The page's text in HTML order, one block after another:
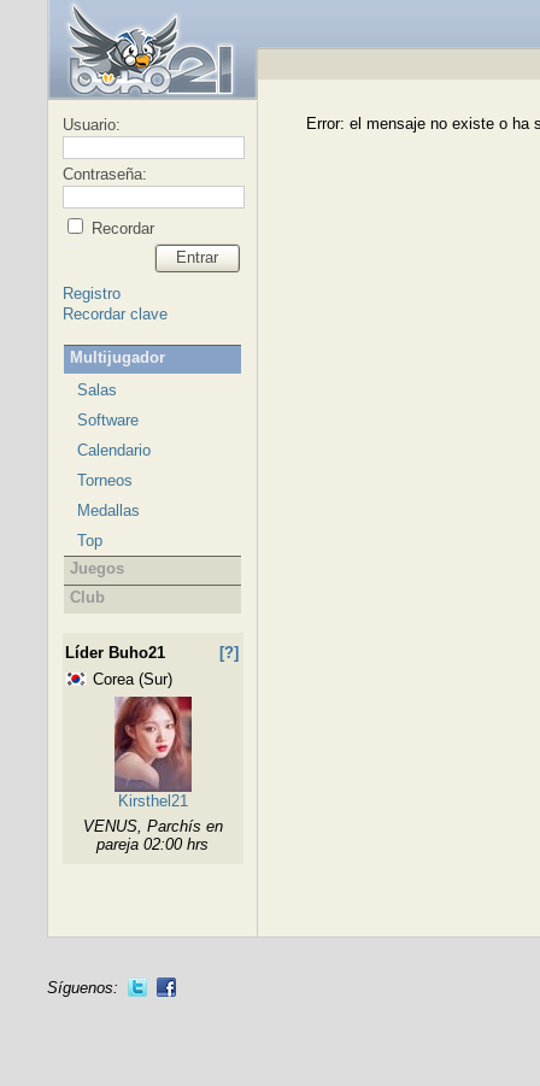
Usuario:
Contraseña:
Recordar
Entrar
Registro
Recordar clave
Multijugador
Salas
Software
Calendario
Torneos
Medallas
Top
Juegos
Club
Líder Buho21
[?]
Corea (Sur)
Kirsthel21
VENUS, Parchís en
pareja 02:00 hrs
Error: el mensaje no existe o ha
Síguenos: